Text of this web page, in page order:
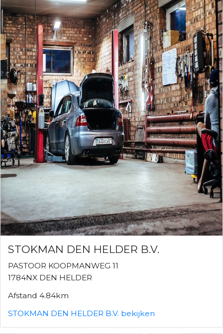
STOKMAN DEN HELDER B.V.
PASTOOR KOOPMANWEG 11
1784NX DEN HELDER
Afstand 4.84km
STOKMAN DEN HELDER B.V. bekijken